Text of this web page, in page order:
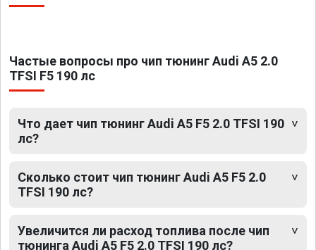
Частые вопросы про чип тюнинг Audi A5 2.0
TFSI F5 190 лс
Что дает чип тюнинг Audi A5 F5 2.0 TFSI 190
лс?
Сколько стоит чип тюнинг Audi A5 F5 2.0
TFSI 190 лс?
Увеличится ли расход топлива после чип
тюнинга Audi A5 F5 2.0 TFSI 190 лс?